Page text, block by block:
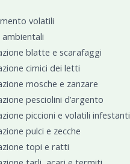
volatili
blatte e scarafaggi
cimici dei letti
mosche e zanzare
pesciolini d’argento
piccioni e volatili infestanti
pulci e zecche
topi e ratti